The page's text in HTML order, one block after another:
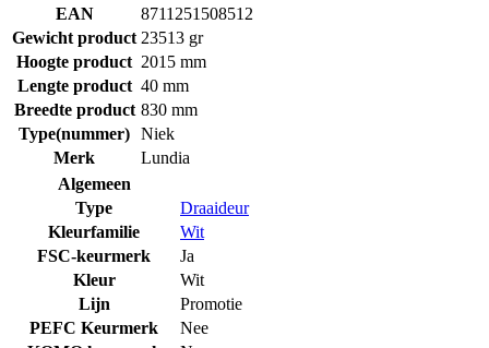
EAN
8711251508512
Gewicht product 23513 gr
Hoogte product 2015 mm
Lengte product 40 mm
Breedte product 830 mm
Type(nummer) Niek
Merk
Lundia
Algemeen
Type
Draaideur
Kleurfamilie
Wit
FSC-keurmerk
Ja
Kleur
Wit
Lijn
Promotie
PEFC Keurmerk
Nee